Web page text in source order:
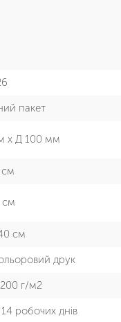
пакет
х Д 100 мм
см
см
см
друк
г/м2
робочих днів